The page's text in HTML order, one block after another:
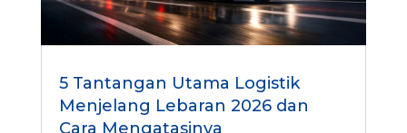
5 Tantangan Utama Logistik
Menjelang Lebaran 2026 dan
Cara Mengatasinya